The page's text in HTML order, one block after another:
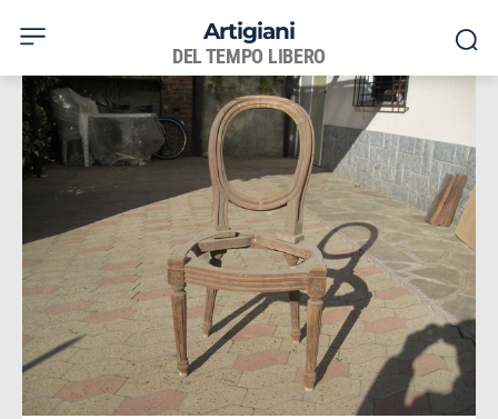
Artigiani
DEL TEMPO LIBERO